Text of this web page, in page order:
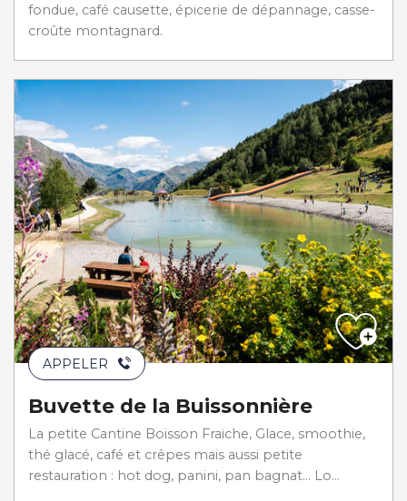
fondue, café causette, épicerie de dépannage, casse-
croûte montagnard.
APPELER
Buvette de la Buissonnière
La petite Cantine Boisson Fraiche, Glace, smoothie,
thé glacé, café et crêpes mais aussi petite
restauration : hot dog, panini, pan bagnat... Lo...